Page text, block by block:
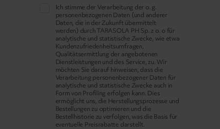
Ich stimme der Verarbeitung der o. g.
personenbezogenen Daten (und anderer
Daten, die in der Zukunft übermittelt
werden) durch TARASOLA PH Sp. z o. o für
analytische und statistische Zwecke, wie etwa
Kundenzufriedenheitsumfragen,
Qualitätsermittlung der angebotenen
Dienstleistungen und des Service, zu. Wir
möchten Sie darauf hinweisen, dass die
Verarbeitung personenbezogener Daten für
analytische und statistische Zwecke auch in
Form von Profiling erfolgen kann. Dies
ermöglicht uns, die Herstellungsprozesse und
Bestellungen zu optimieren und die
Bestellhistorie zu verfolgen, was die Basis für
eventuelle Preisrabatte darstellt.